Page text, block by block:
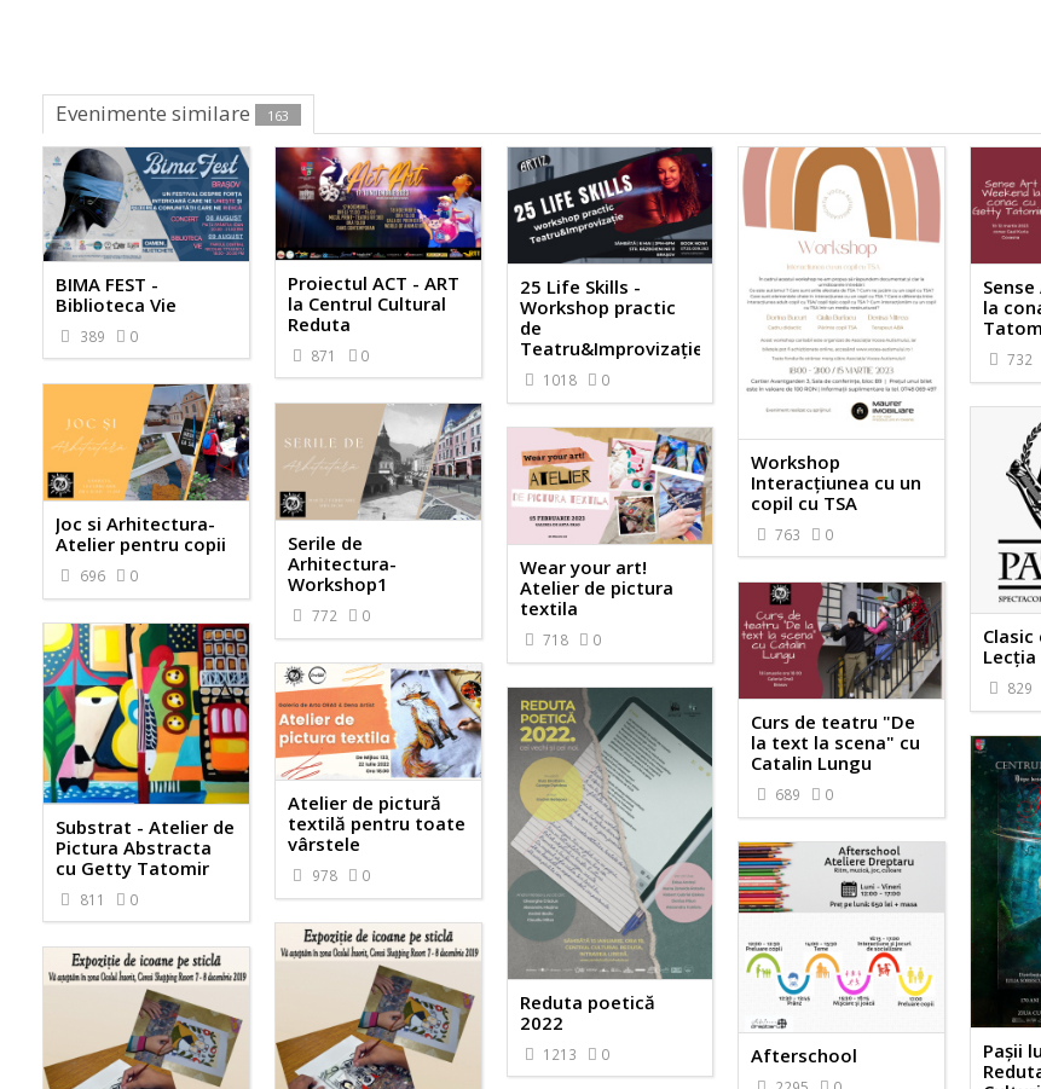
Evenimente similare 163
BIMA FEST -
Biblioteca Vie
389 0
Proiectul ACT - ART
la Centrul Cultural
Reduta
871 0
25 Life Skills -
Workshop practic
de
Teatru&Improvizație
1018 0
Workshop
Interacțiunea cu un
copil cu TSA
763 0
la
732
Joc si Arhitectura-
Atelier pentru copii
696 0
Serile de
Arhitectura-
Workshop1
772 0
Lecția
829
Wear your art!
Atelier de pictura
textila
718 0
Curs de teatru "De
la text la scena" cu
Catalin Lungu
689 0
Substrat - Atelier de
Pictura Abstracta
cu Getty Tatomir
811 0
Atelier de pictură
textilă pentru toate
vârstele
978 0
Reduta poetică
2022
1213 0
Pașii
Afterschool